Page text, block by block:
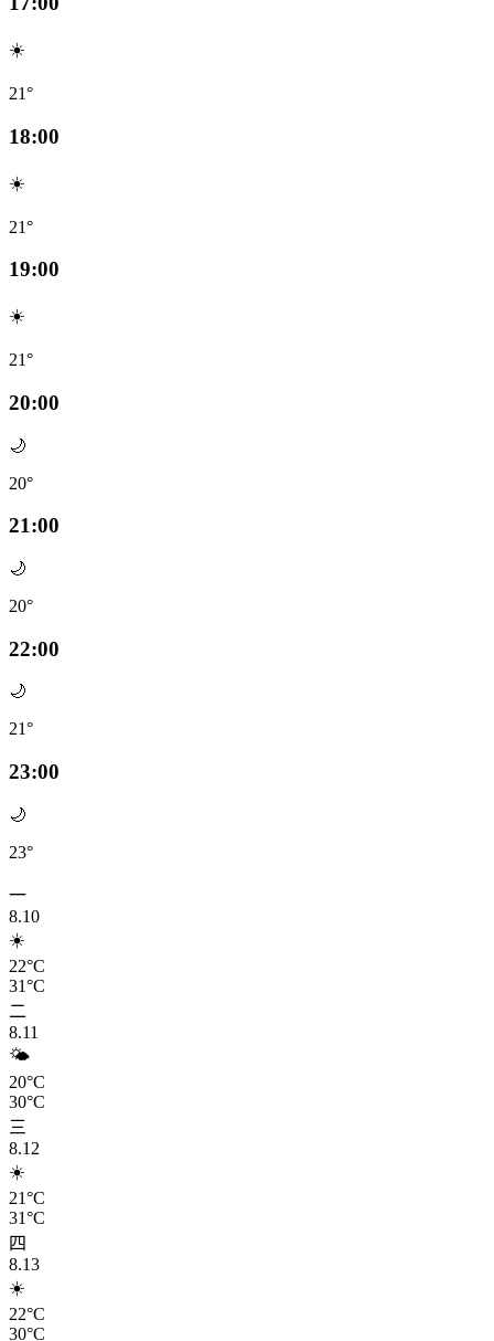
☀️
21°
18:00
☀️
21°
19:00
☀️
21°
20:00
🌙
20°
21:00
🌙
20°
22:00
🌙
21°
23:00
🌙
23°
一
8.10
☀️
22°C
31°C
二
8.11
🌤️
20°C
30°C
三
8.12
☀️
21°C
31°C
四
8.13
☀️
22°C
30°C